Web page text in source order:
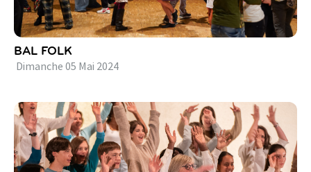
BAL FOLK
Dimanche 05 Mai 2024